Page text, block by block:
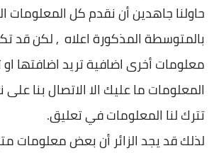
حاولنا جاهدين أن نقدم كل المعلومات
بالمتوسطة المذكورة اعلاه , لكن قد
معلومات أخرى اضافية تريد اضافتها او
المعلومات ما عليك الا الاتصال بنا على
تترك لنا المعلومات في تعليق.
لذلك قد يجد الزائر أن بعض معلومات